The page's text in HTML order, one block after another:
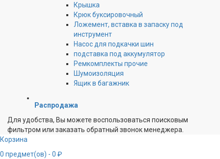
Крышка
Крюк буксировочный
Ложемент, вставка в запаску под
инструмент
Насос для подкачки шин
подставка под аккумулятор
Ремкомплекты прочие
Шумоизоляция
Ящик в багажник
Распродажа
Для удобства, Вы можете воспользоваться поисковым
фильтром или заказать обратный звонок менеджера.
Корзина
0 предмет(ов) - 0 ₽